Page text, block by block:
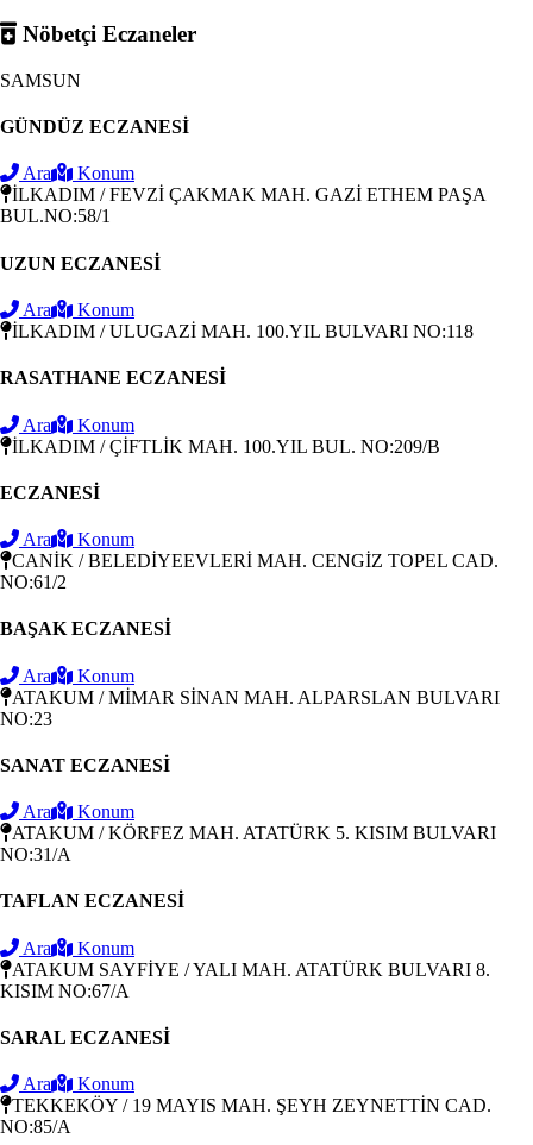
Nöbetçi Eczaneler
SAMSUN
GÜNDÜZ ECZANESİ
Ara
Konum
İLKADIM / FEVZİ ÇAKMAK MAH. GAZİ ETHEM PAŞA
BUL.NO:58/1
UZUN ECZANESİ
Ara
Konum
İLKADIM / ULUGAZİ MAH. 100.YIL BULVARI NO:118
RASATHANE ECZANESİ
Ara
Konum
İLKADIM / ÇİFTLİK MAH. 100.YIL BUL. NO:209/B
ECZANESİ
Ara
Konum
CANİK / BELEDİYEEVLERİ MAH. CENGİZ TOPEL CAD.
NO:61/2
BAŞAK ECZANESİ
Ara
Konum
ATAKUM / MİMAR SİNAN MAH. ALPARSLAN BULVARI
NO:23
SANAT ECZANESİ
Ara
Konum
ATAKUM / KÖRFEZ MAH. ATATÜRK 5. KISIM BULVARI
NO:31/A
TAFLAN ECZANESİ
Ara
Konum
ATAKUM SAYFİYE / YALI MAH. ATATÜRK BULVARI 8.
KISIM NO:67/A
SARAL ECZANESİ
Ara
Konum
TEKKEKÖY / 19 MAYIS MAH. ŞEYH ZEYNETTİN CAD.
NO:85/A